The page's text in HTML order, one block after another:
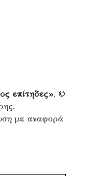
επίτηδες». ©
με αναφορά